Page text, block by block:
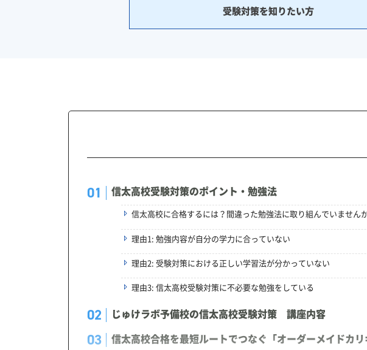
受験対策を知りたい方
信太高校受験対策のポイント・勉強法
信太高校に合格するには？間違った勉強法に取り組んでいません
理由1: 勉強内容が自分の学力に合っていない
理由2: 受験対策における正しい学習法が分かっていない
理由3: 信太高校受験対策に不必要な勉強をしている
じゅけラボ予備校の信太高校受験対策 講座内容
信太高校合格を最短ルートでつなぐ「オーダーメイドカリ